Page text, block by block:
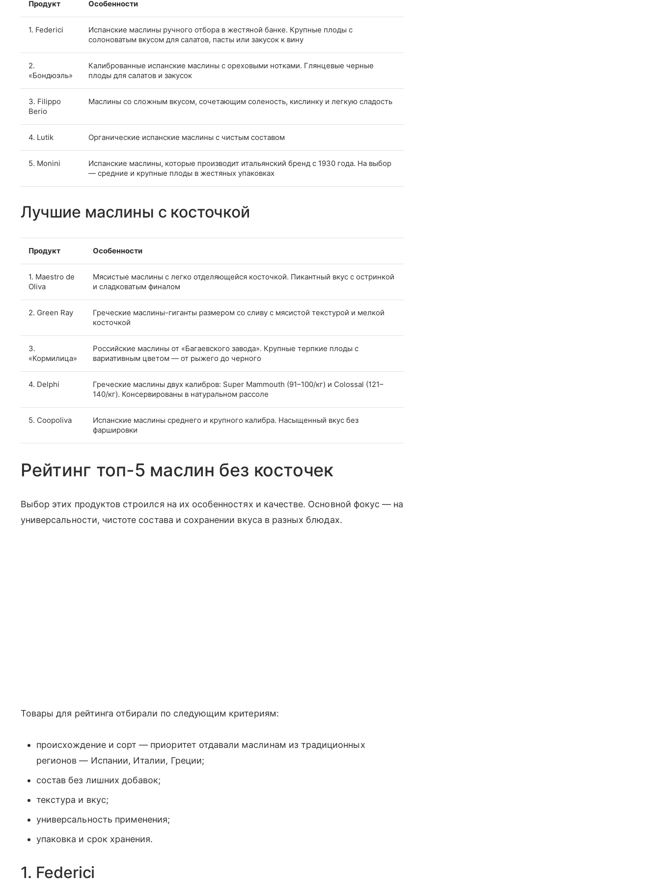
Продукт Особенности
1. Federici
Испанские маслины ручного отбора в жестяной банке. Крупные плоды с
солоноватым вкусом для салатов, пасты или закусок к вину
2.
«Бондюэль»
Калиброванные испанские маслины с ореховыми нотками. Глянцевые черные
плоды для салатов и закусок
3. Filippo
Berio
Маслины со сложным вкусом, сочетающим соленость, кислинку и легкую сладость
4. Lutik Органические испанские маслины с чистым составом
5. Monini
Испанские маслины, которые производит итальянский бренд с 1930 года. На выбор
— средние и крупные плоды в жестяных упаковках
Лучшие маслины с косточкой
Продукт Особенности
1. Maestro de
Oliva
Мясистые маслины с легко отделяющейся косточкой. Пикантный вкус с остринкой
и сладковатым финалом
2. Green Ray
Греческие маслины-гиганты размером со сливу с мясистой текстурой и мелкой
косточкой
3.
«Кормилица»
Российские маслины от «Багаевского завода». Крупные терпкие плоды с
вариативным цветом — от рыжего до черного
4. Delphi
Греческие маслины двух калибров: Super Mammouth (91–100/кг) и Colossal (121–
140/кг). Консервированы в натуральном рассоле
5. Coopoliva
Испанские маслины среднего и крупного калибра. Насыщенный вкус без
фаршировки
Рейтинг топ-5 маслин без косточек
Выбор этих продуктов строился на их особенностях и качестве. Основной фокус — на
универсальности, чистоте состава и сохранении вкуса в разных блюдах.
Товары для рейтинга отбирали по следующим критериям:
происхождение и сорт — приоритет отдавали маслинам из традиционных
регионов — Испании, Италии, Греции;
состав без лишних добавок;
текстура и вкус;
универсальность применения;
упаковка и срок хранения.
1. Federici